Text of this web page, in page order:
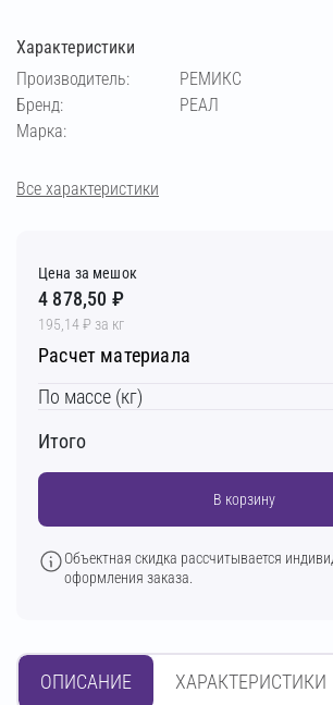
Характеристики
Производитель:
РЕМИКС
Бренд:
РЕАЛ
Марка:
Все характеристики
Цена за мешок
4 878,50 ₽
195,14 ₽ за кг
Расчет материала
По массе (кг)
Итого
В корзину
Объектная скидка рассчитывается
оформления заказа.
ОПИСАНИЕ ХАРАКТЕРИСТИКИ